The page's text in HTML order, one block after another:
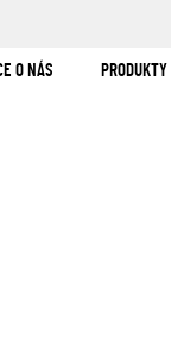
O NÁS PRODUKTY